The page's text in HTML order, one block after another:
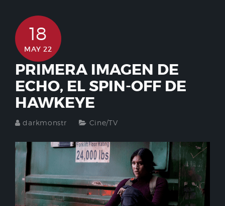
18
MAY 22
PRIMERA IMAGEN DE
ECHO, EL SPIN-OFF DE
HAWKEYE
darkmonstr Cine/TV